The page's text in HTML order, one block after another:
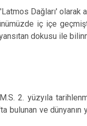
Dağları' olarak
iç içe
dokusu ile
2. yüzyıla
bulunan ve